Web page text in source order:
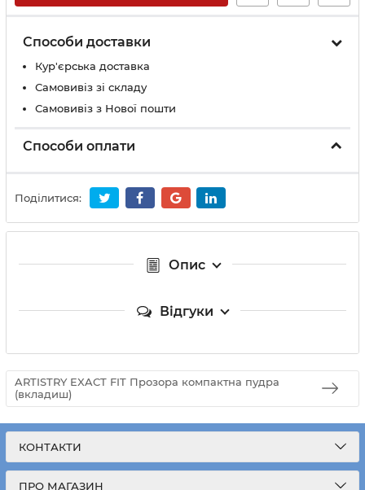
Способи доставки
Кур'єрська доставка
Самовивіз зі складу
Самовивіз з Нової пошти
Способи оплати
Поділитися:
Опис
Відгуки
ARTISTRY EXACT FIT Прозора компактна пудра
(вкладиш)
КОНТАКТИ
ПРО МАГАЗИН